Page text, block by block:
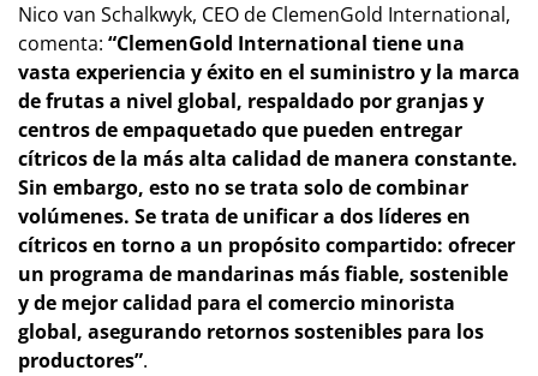
Nico van Schalkwyk, CEO de ClemenGold International,
comenta: “ClemenGold International tiene una
vasta experiencia y éxito en el suministro y la marca
de frutas a nivel global, respaldado por granjas y
centros de empaquetado que pueden entregar
cítricos de la más alta calidad de manera constante.
Sin embargo, esto no se trata solo de combinar
volúmenes. Se trata de unificar a dos líderes en
cítricos en torno a un propósito compartido: ofrecer
un programa de mandarinas más fiable, sostenible
y de mejor calidad para el comercio minorista
global, asegurando retornos sostenibles para los
productores”.